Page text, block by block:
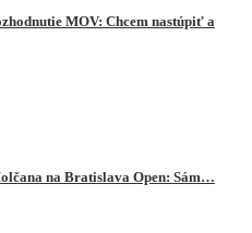
MOV: Chcem nastúpiť a
na Bratislava Open: Sám…